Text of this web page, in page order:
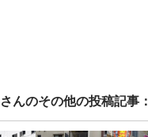
さんのその他の投稿記事：